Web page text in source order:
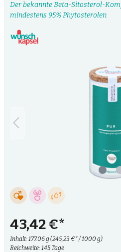
Der bekannte Beta-Sitosterol-
mindestens 95% Phytosterolen
43,42 €*
Inhalt: 177.06 g(245,23 €* / 1000 g)
Reichweite: 145 Tage